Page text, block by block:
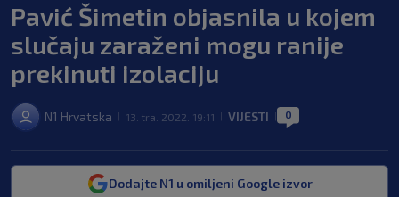
Pavić Šimetin objasnila u kojem
slučaju zaraženi mogu ranije
prekinuti izolaciju
N1 Hrvatska 13. tra. 2022. 19:11 VIJESTI 0
Dodajte N1 u omiljeni Google izvor